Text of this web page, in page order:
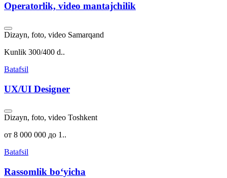
Operatorlik, video mantajchilik
Dizayn, foto, video Samarqand
Kunlik 300/400 d..
Batafsil
UX/UI Designer
Dizayn, foto, video Toshkent
от 8 000 000 до 1..
Batafsil
Rassomlik boʻyicha